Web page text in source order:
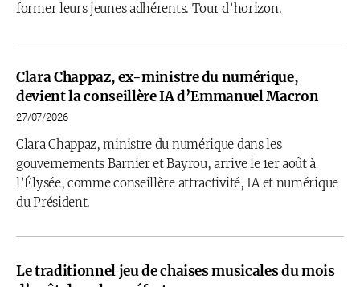
former leurs jeunes adhérents. Tour d’horizon.
Clara Chappaz, ex-ministre du numérique,
devient la conseillère IA d’Emmanuel Macron
27/07/2026
Clara Chappaz, ministre du numérique dans les
gouvernements Barnier et Bayrou, arrive le 1er août à
l’Élysée, comme conseillère attractivité, IA et numérique
du Président.
Le traditionnel jeu de chaises musicales du mois